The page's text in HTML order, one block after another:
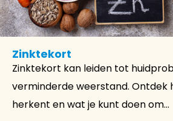
Zinktekort
Zinktekort kan leiden tot
verminderde weerstand. Ontdek
herkent en wat je kunt doen om...